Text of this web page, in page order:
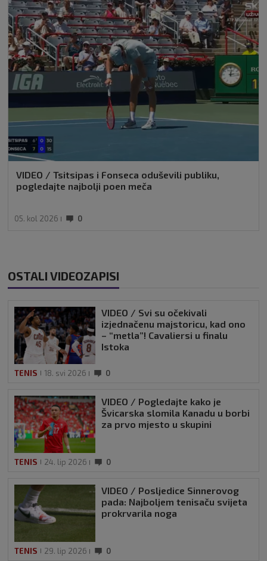
VIDEO / Tsitsipas i Fonseca oduševili publiku,
pogledajte najbolji poen meča
05. kol 2026 0
OSTALI VIDEOZAPISI
VIDEO / Svi su očekivali
izjednačenu majstoricu, kad ono
– “metla”! Cavaliersi u finalu
Istoka
TENIS 18. svi 2026 0
VIDEO / Pogledajte kako je
Švicarska slomila Kanadu u borbi
za prvo mjesto u skupini
TENIS 24. lip 2026 0
VIDEO / Posljedice Sinnerovog
pada: Najboljem tenisaču svijeta
prokrvarila noga
TENIS 29. lip 2026 0